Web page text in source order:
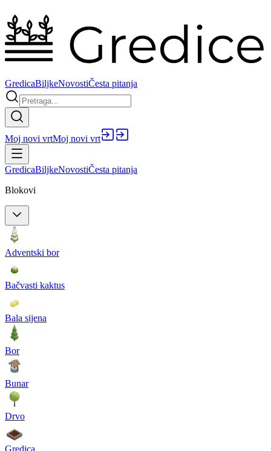
GredicaBiljkeNovostiČesta pitanja
Moj novi vrtMoj novi vrt
GredicaBiljkeNovostiČesta pitanja
Blokovi
Adventski bor
Bačvasti kaktus
Bala sijena
Bor
Bunar
Drvo
Gredica